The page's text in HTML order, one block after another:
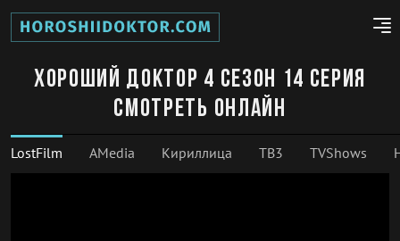
Хороший доктор 4 сезон 14 серия
смотреть онлайн
LostFilm AMedia Кириллица ТВ3 TVShows